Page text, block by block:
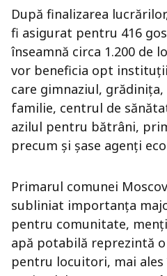
După finalizarea
fi asigurat pentru 416
înseamnă circa 1.200 de
vor beneficia opt
care gimnaziul,
familie, centrul de
azilul pentru bătrâni,
precum și șase agenți
Primarul comunei
subliniat importanța
pentru comunitate,
apă potabilă reprezintă
pentru locuitori, mai